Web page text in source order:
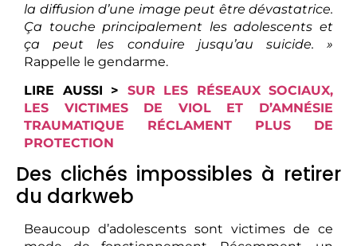
la diffusion d’une image peut être dévastatrice.
Ça touche principalement les adolescents et
ça peut les conduire jusqu’au suicide. »
Rappelle le gendarme.
LIRE AUSSI > SUR LES RÉSEAUX SOCIAUX,
LES VICTIMES DE VIOL ET D’AMNÉSIE
TRAUMATIQUE RÉCLAMENT PLUS DE
PROTECTION
Des clichés impossibles à retirer
du darkweb
Beaucoup d’adolescents sont victimes de ce